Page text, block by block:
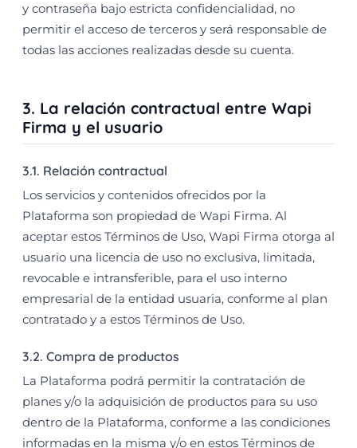
y contraseña bajo estricta confidencialidad, no
permitir el acceso de terceros y será responsable de
todas las acciones realizadas desde su cuenta.
3. La relación contractual entre Wapi
Firma y el usuario
3.1. Relación contractual
Los servicios y contenidos ofrecidos por la
Plataforma son propiedad de Wapi Firma. Al
aceptar estos Términos de Uso, Wapi Firma otorga al
usuario una licencia de uso no exclusiva, limitada,
revocable e intransferible, para el uso interno
empresarial de la entidad usuaria, conforme al plan
contratado y a estos Términos de Uso.
3.2. Compra de productos
La Plataforma podrá permitir la contratación de
planes y/o la adquisición de productos para su uso
dentro de la Plataforma, conforme a las condiciones
informadas en la misma y/o en estos Términos de